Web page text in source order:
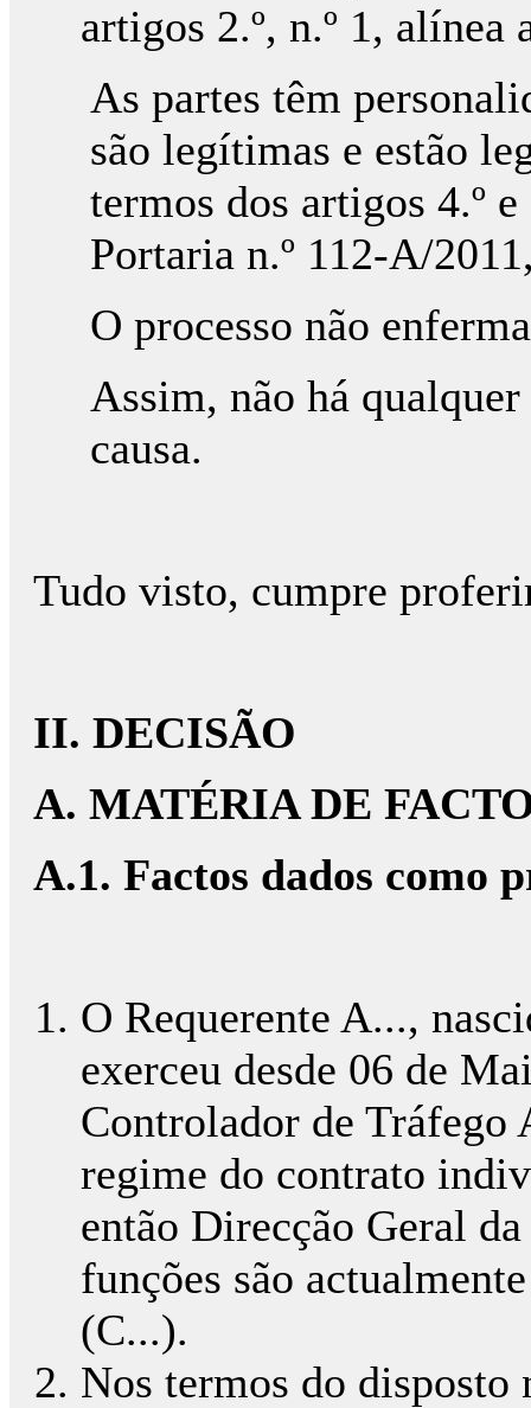
artigos 2.º, n.º 1, alínea
As partes têm
são legítimas e estão
termos dos artigos 4.º
Portaria n.º 112-A/
O processo não
Assim, não há
causa.
Tudo visto, cumpre
II. DECISÃO
A. MATÉRIA DE
A.1. Factos dados como
O Requerente A...,
exerceu desde 06 de
Controlador de Tráfego
regime do contrato
então Direcção Geral
funções são
(C...).
Nos termos do disposto